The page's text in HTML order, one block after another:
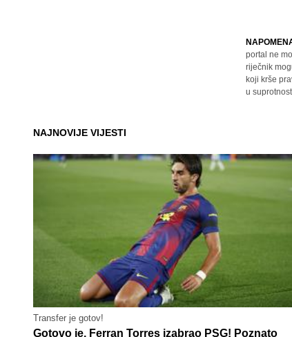
portal ne
riječnik
koji krše
u
NAJNOVIJE VIJESTI
Transfer je gotov!
Gotovo je, Ferran Torres izabrao PSG! Poznato